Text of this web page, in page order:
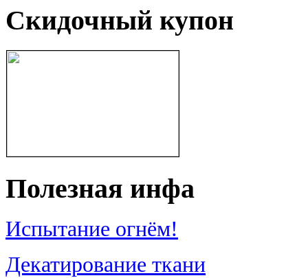
Скидочный купон
Полезная инфа
Испытание огнём!
Декатирование ткани